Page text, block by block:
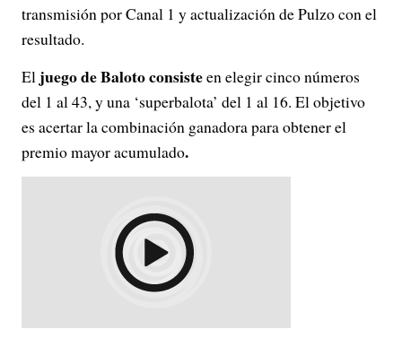
transmisión por Canal 1 y actualización de Pulzo con el
resultado.
El juego de Baloto consisteen elegir cinco números
del 1 al 43, y una ‘superbalota’ del 1 al 16. El objetivo
es acertar la combinación ganadora para obtener el
premio mayor acumulado.